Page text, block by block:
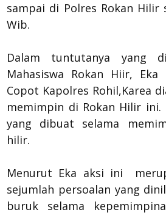
sampai di Polres Rokan Hilir
Wib.
Dalam tuntutanya yang
Mahasiswa Rokan Hiir,
Copot Kapolres Rohil,Karea
memimpin di Rokan Hilir ini.
yang dibuat selama
hilir.
Menurut Eka aksi ini
sejumlah persoalan yang
buruk selama